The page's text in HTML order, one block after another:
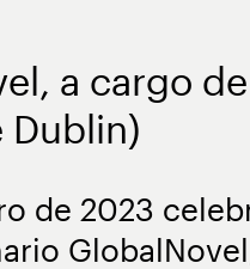
a cargo de
Dublin)
de 2023